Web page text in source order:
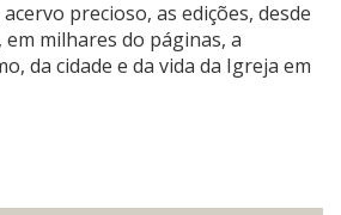
precioso, as edições, desde
em milhares do páginas, a
da cidade e da vida da Igreja em